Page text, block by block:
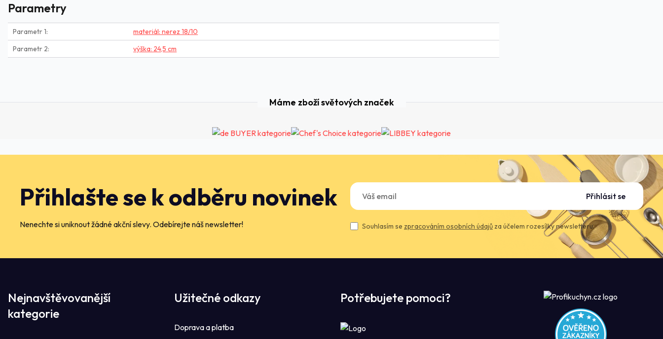
Parametry
Parametr 1
materiál: nerez 18/10
Parametr 2
výška: 24,5 cm
Přihlašte se k odběru novinek
Nenechte si uniknout žádné akční slevy. Odebírejte náš newsletter!
Přihlásit se
Souhlasím se zpracováním osobních údajůza účelem rozesílky newsletteru.
Máme zboží světových značek
Nejnavštěvovanější
kategorie
Užitečné odkazy
Doprava a platba
Potřebujete pomoci?